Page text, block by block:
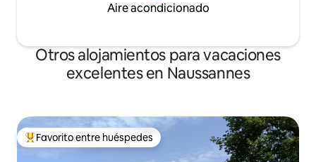
Aire acondicionado
Otros alojamientos para vacaciones
excelentes en Naussannes
Favorito entre huéspedes preferido
Favorito entre huéspedes